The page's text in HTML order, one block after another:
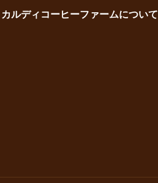
カルディコーヒーファームについて